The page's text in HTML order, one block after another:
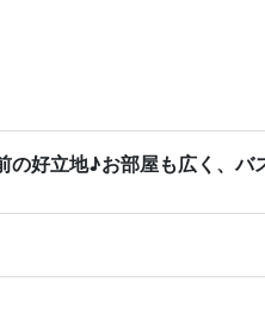
の好立地♪お部屋も広く、